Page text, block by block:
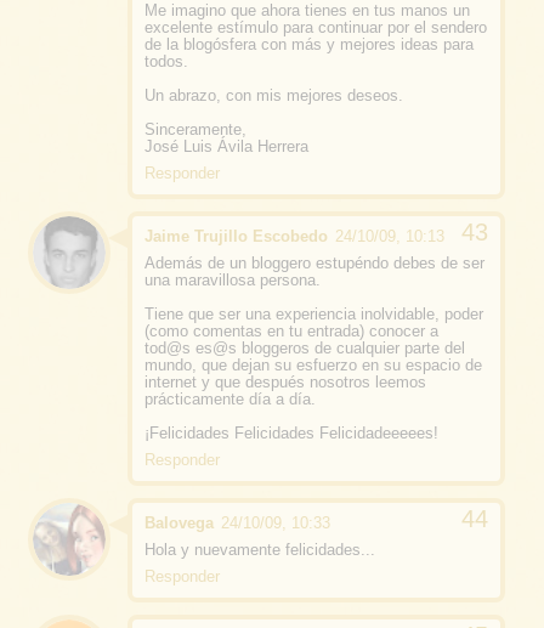
Me imagino que ahora tienes en tus manos un
excelente estímulo para continuar por el sendero
de la blogósfera con más y mejores ideas para
todos.
Un abrazo, con mis mejores deseos.
Sinceramente,
José Luis Ávila Herrera
Responder
Jaime Trujillo Escobedo 24/10/09, 10:13
Además de un bloggero estupéndo debes de ser
una maravillosa persona.
Tiene que ser una experiencia inolvidable, poder
(como comentas en tu entrada) conocer a
tod@s es@s bloggeros de cualquier parte del
mundo, que dejan su esfuerzo en su espacio de
internet y que después nosotros leemos
prácticamente día a día.
¡Felicidades Felicidades Felicidadeeeees!
Responder
Balovega 24/10/09, 10:33
Hola y nuevamente felicidades...
Responder